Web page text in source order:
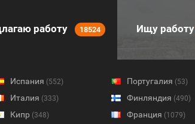
работу 18524 Ищу работу
Испания (552)
Италия (333)
Кипр (348)
Португалия (53)
Финляндия (490)
Франция (1079)